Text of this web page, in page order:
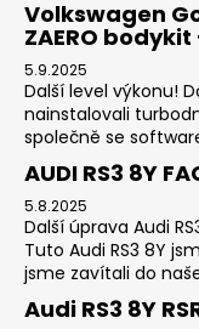
Volkswagen
ZAERO
5.9.2025
Další level výkonu!
nainstalovali
společně se
AUDI RS3 8Y
5.8.2025
Další úprava Audi
Tuto Audi RS3 8Y
jsme zavítali do
Audi RS3 8Y